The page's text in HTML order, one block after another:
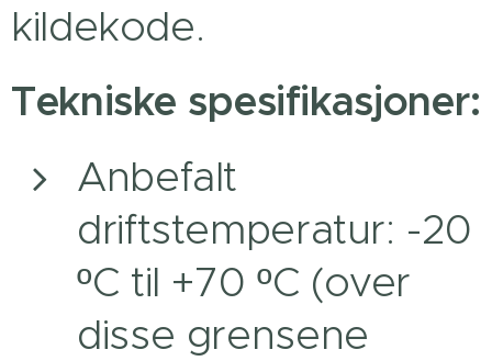
kildekode.
Tekniske spesifikasjoner:
Anbefalt
driftstemperatur: -20
ºC til +70 ºC (over
disse grensene